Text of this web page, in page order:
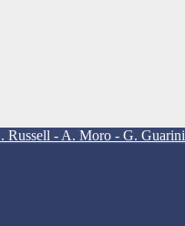
Russell - A. Moro - G. Guarini